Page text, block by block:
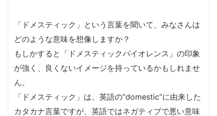
「ドメスティック」という言葉を聞いて、みなさんは
どのような意味を想像しますか？
もしかすると「ドメスティックバイオレンス」の印象
が強く、良くないイメージを持っているかもしれませ
ん。
「ドメスティック」は、英語の”domestic”に由来した
カタカナ言葉ですが、英語ではネガティブで悪い意味